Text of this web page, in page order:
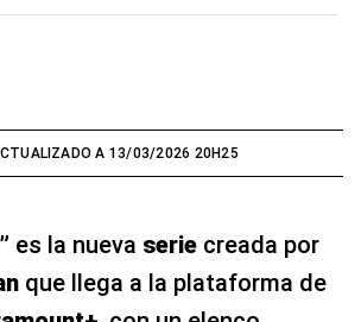
A 13/03/2026 20H25
es la nueva serie creada por
que llega a la plataforma de